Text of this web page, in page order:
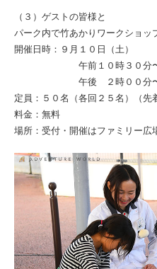
（３）ゲストの皆様と
パーク内で竹あかりワークショッ
開催日時：９月１０日（土）
午前１０時３０分〜午
午後 ２時００分〜午
定員：５０名（各回２５名）（先
料⾦：無料
場所：受付・開催はファミリー広